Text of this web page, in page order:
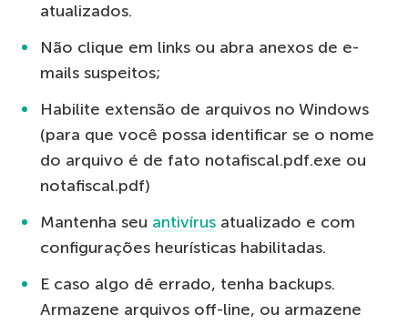
atualizados.
Não clique em links ou abra anexos de e-
mails suspeitos;
Habilite extensão de arquivos no Windows
(para que você possa identificar se o nome
do arquivo é de fato notafiscal.pdf.exe ou
notafiscal.pdf)
Mantenha seu antivírus atualizado e com
configurações heurísticas habilitadas.
E caso algo dê errado, tenha backups.
Armazene arquivos off-line, ou armazene